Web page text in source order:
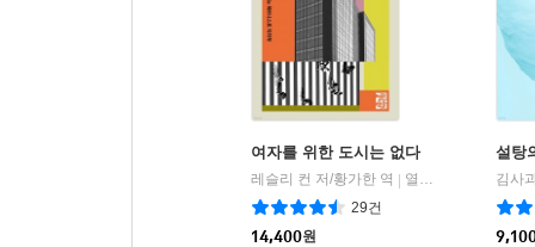
“리베카 솔닛에 기초해 한발 더 나아간”(《파이
책은, 그녀의 글쓰기가 우리를 어디까지 데려갈지
1929년이다. 여자가 공공장소에서 담배를 피우
수 있는 것은 이 순간이 전부다. 벽을 배경으로
수 없는 여자는 불멸하는 독특한 존재로 두드러지
여자를 위한 도시는 없다
레슬리 컨 저/황가한 역
열린책들
29건
14,400원
설탕
김사